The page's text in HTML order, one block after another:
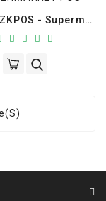
Logiciel ZKPOS - Supermarket POS